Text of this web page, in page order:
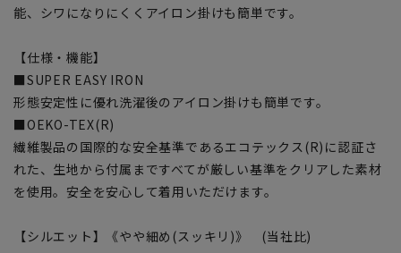
能、シワになりにくくアイロン掛けも簡単です。
【仕様・機能】
■SUPER EASY IRON
形態安定性に優れ洗濯後のアイロン掛けも簡単です。
■OEKO-TEX(R)
繊維製品の国際的な安全基準であるエコテックス(R)に認証さ
れた、生地から付属まですべてが厳しい基準をクリアした素材
を使用。安全を安心して着用いただけます。
【シルエット】《やや細め(スッキリ)》 (当社比)